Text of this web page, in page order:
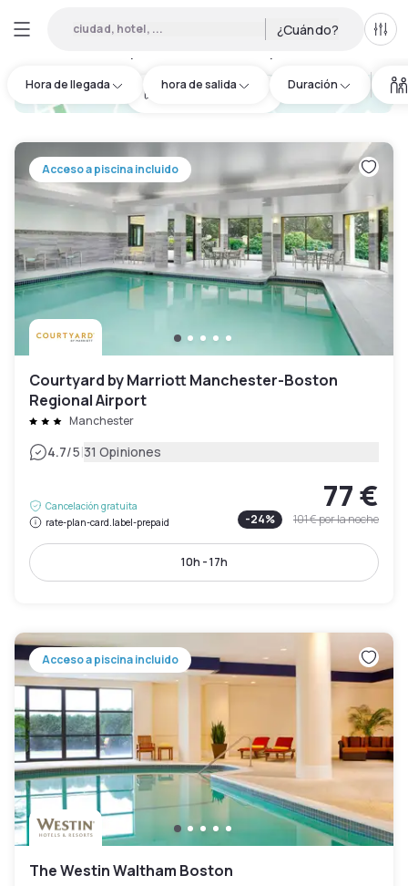
ciudad, hotel, ... ¿Cuándo?
Hora de llegada hora de salida Duración
hotel.cta.view_map
Acceso a piscina incluido
Courtyard by Marriott Manchester-Boston
Regional Airport
Manchester
4.7/5|31 Opiniones
Cancelación gratuita
rate-plan-card.label-prepaid
77 €
-24% 101 €por la noche
10h - 17h
Acceso a piscina incluido
The Westin Waltham Boston